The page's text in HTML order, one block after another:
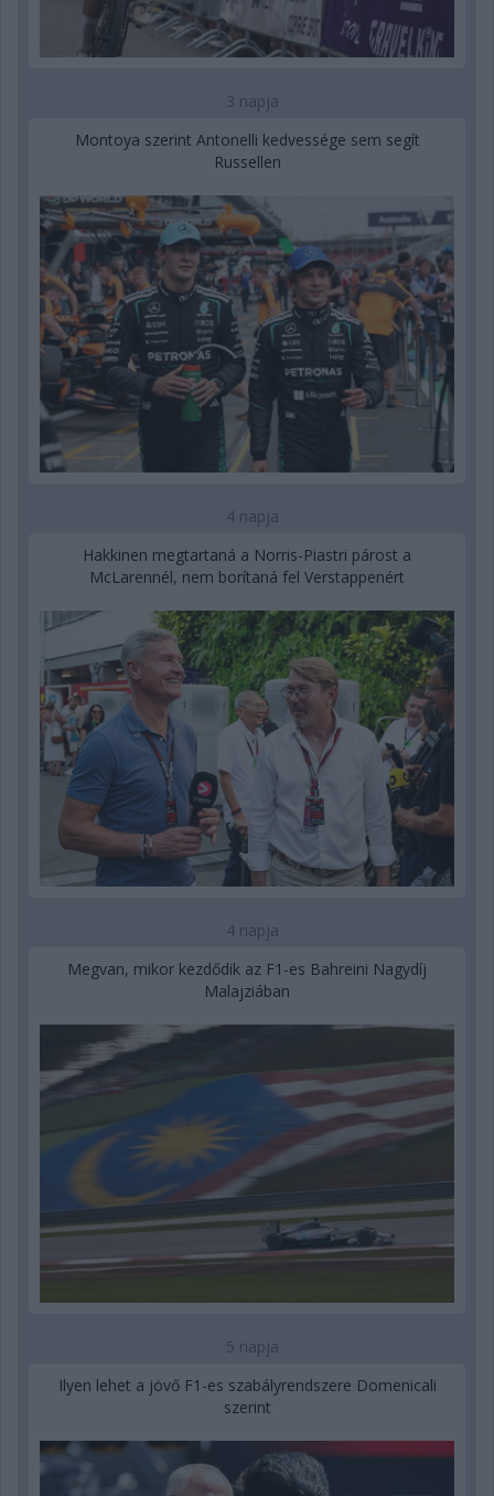
3 napja
Montoya szerint Antonelli kedvessége sem segít
Russellen
4 napja
Hakkinen megtartaná a Norris-Piastri párost a
McLarennél, nem borítaná fel Verstappenért
4 napja
Megvan, mikor kezdődik az F1-es Bahreini Nagydíj
Malajziában
5 napja
Ilyen lehet a jövő F1-es szabályrendszere Domenicali
szerint